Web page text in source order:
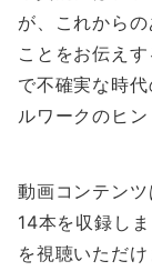
が、これから
ことをお伝え
で不確実な時
ルワークのヒン
動画コンテンツ
14本を収録し
を視聴いただ